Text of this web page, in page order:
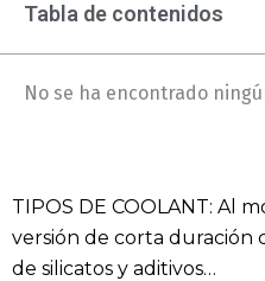
Tabla de contenidos
No se ha encontrado
TIPOS DE COOLANT: Al
versión de corta duración
de silicatos y aditivos…